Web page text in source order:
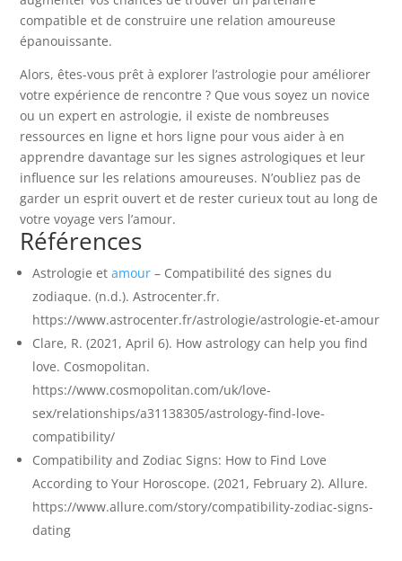
compatible et de construire une relation amoureuse
épanouissante.
Alors, êtes-vous prêt à explorer l’astrologie pour améliorer
votre expérience de rencontre ? Que vous soyez un novice
ou un expert en astrologie, il existe de nombreuses
ressources en ligne et hors ligne pour vous aider à en
apprendre davantage sur les signes astrologiques et leur
influence sur les relations amoureuses. N’oubliez pas de
garder un esprit ouvert et de rester curieux tout au long de
votre voyage vers l’amour.
Références
Astrologie etamour – Compatibilité des signes du
zodiaque. (n.d.). Astrocenter.fr.
https://www.astrocenter.fr/astrologie/astrologie-et-amour
Clare, R. (2021, April 6). How astrology can help you find
love. Cosmopolitan.
https://www.cosmopolitan.com/uk/love-
sex/relationships/a31138305/astrology-find-love-
compatibility/
Compatibility and Zodiac Signs: How to Find Love
According to Your Horoscope. (2021, February 2). Allure.
https://www.allure.com/story/compatibility-zodiac-signs-
dating